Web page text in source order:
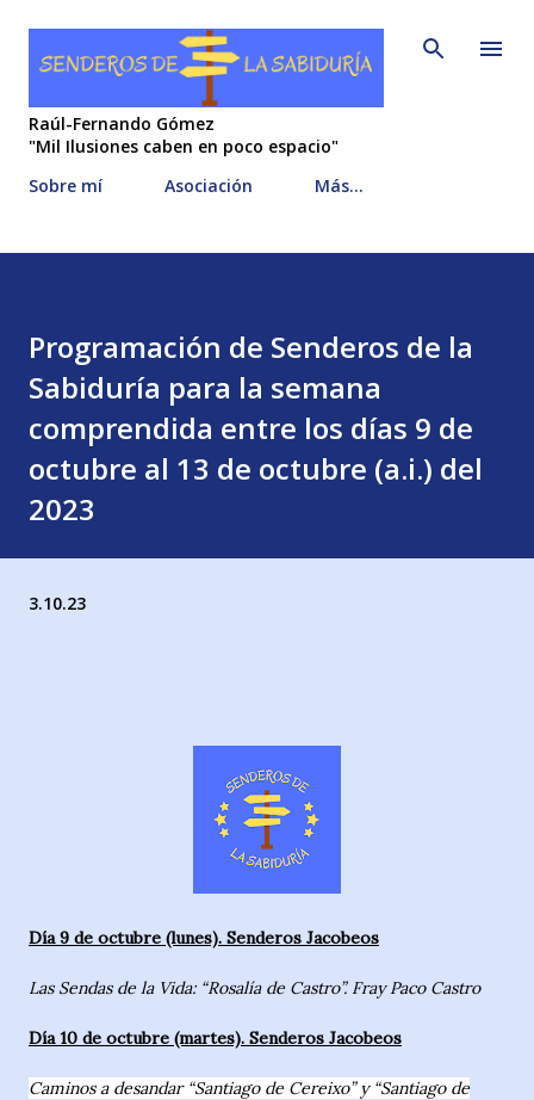
Ir al contenido principal
Raúl-Fernando Gómez
"Mil Ilusiones caben en poco espacio"
Sobre mí
Asociación Más…
Programación de Senderos de la
Sabiduría para la semana
comprendida entre los días 9 de
octubre al 13 de octubre (a.i.) del
2023
3.10.23
Día 9 de octubre (lunes). Senderos Jacobeos
Las Sendas de la Vida: “Rosalía de Castro”. Fray Paco Castro
Día 10 de octubre (martes). Senderos Jacobeos
Caminos a desandar “Santiago de Cereixo” y “Santiago de